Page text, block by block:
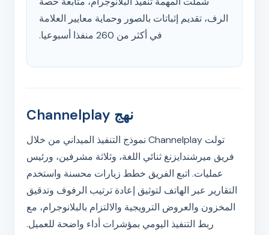
الرف، تقديم إثباتات بالصور وحماية معايير العلامة
في أكثر من 260 منفذا أسبوعيا.
نهج Channelplay
تولت Channelplay نموذج التنفيذ الميداني من خلال
فريق ميرشندايزنغ ثنائي اللغة، وثلاثة مشرفين، ورئيس
عمليات. اتبع الفريق خطط زيارات محسنة واستخدم
التقارير عبر الهاتف لتوثيق إعادة ترتيب الرفوف وتدقيق
المخزون والعروض الترويجية والالتزام بالبلانوجرام، مع
ربط التنفيذ اليومي بمؤشرات أداء واضحة للعميل.